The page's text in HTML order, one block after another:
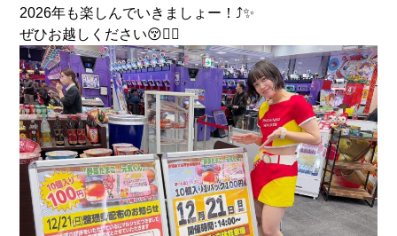
2026年も楽しんでいきましょー！⤴️✨
ぜひお越しください😚❤️‍🔥